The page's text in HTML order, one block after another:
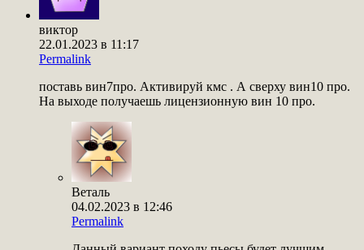
виктор
22.01.2023 в 11:17
Permalink
поставь вин7про. Активируй кмс . А сверху вин10 про.
На выходе получаешь лицензионную вин 10 про.
Веталь
04.02.2023 в 12:46
Permalink